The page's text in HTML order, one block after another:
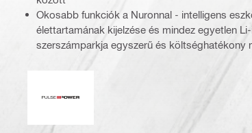
Okosabb funkciók a Nuronnal - intelligens
élettartamának kijelzése és mindez egyetlen
szerszámparkja egyszerű és költséghatékony